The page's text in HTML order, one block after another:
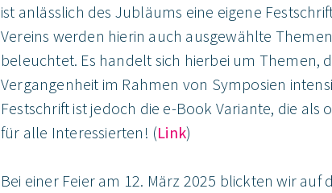
ist anlässlich des Jubläums eine eigene
Vereins werden hierin auch ausgewählte
beleuchtet. Es handelt sich hierbei um Themen,
Vergangenheit im Rahmen von Symposien
Festschrift ist jedoch die e-Book Variante, die als
für alle Interessierten! (Link)
Bei einer Feier am 12. März 2025 blickten wir